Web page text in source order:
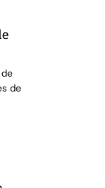
de